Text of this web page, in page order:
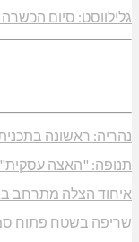
גלילווסט: סיום
נהריה: ראשונה
תנופה: "האצה עסקית"
איחוד הצלה מתרחב
שריפה בשטח פתוח